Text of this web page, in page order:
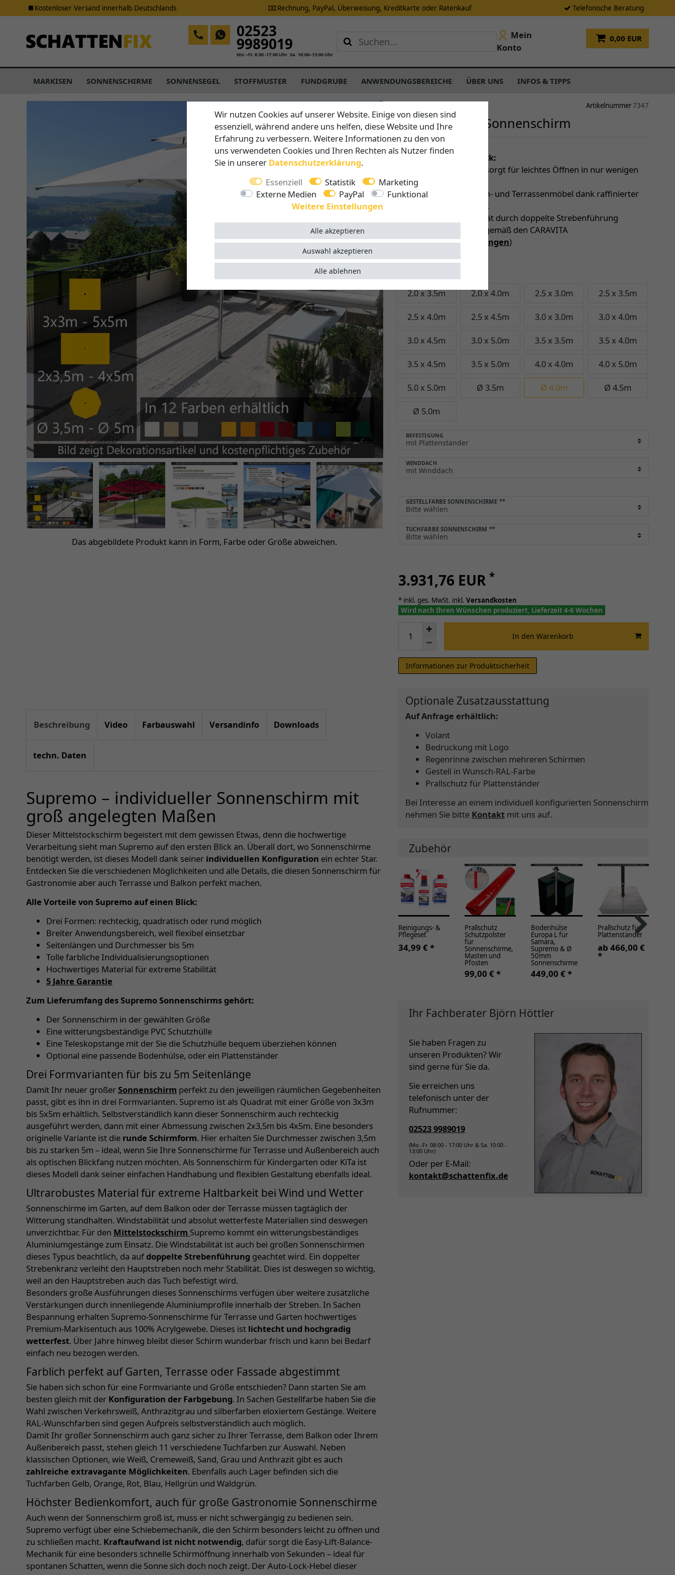
Kostenloser Versand innerhalb Deutschlands Rechnung, PayPal, Überweisung, Kreditkarte oder Ratenkauf Telefonische Beratung
0,00 EUR
02523
9989019
Mo.–Fr. 8:00 -17:00 Uhr Sa. 10:00–13:00 Uhr
Mein
Konto
MARKISEN SONNENSCHIRME SONNENSEGEL STOFFMUSTER FUNDGRUBE ANWENDUNGSBEREICHE ÜBER UNS INFOS & TIPPS
Das abgebildete Produkt kann in Form, Farbe oder Größe abweichen.
Artikelnummer7347
M40 Supremo Sonnenschirm
Vorteile auf einen Blick:
Easy-Lift-Balance sorgt für leichtes Öffnen in nur wenigen
Schließt über Tisch- und Terrassenmöbel dank raffinierter
Teleskopmechanik
Hohe Windstabilität durch doppelte Strebenführung
5 Jahre Garantie (gemäß den CARAVITA
Garantiebedingungen)
2.0 x 3.5m 2.0 x 4.0m 2.5 x 3.0m 2.5 x 3.5m
2.5 x 4.0m 2.5 x 4.5m 3.0 x 3.0m 3.0 x 4.0m
3.0 x 4.5m 3.0 x 5.0m 3.5 x 3.5m 3.5 x 4.0m
3.5 x 4.5m 3.5 x 5.0m 4.0 x 4.0m 4.0 x 5.0m
5.0 x 5.0m Ø 3.5m Ø 4.0m Ø 4.5m
Ø 5.0m
BEFESTIGUNG
WINDDACH
GESTELLFARBE SONNENSCHIRME **
TUCHFARBE SONNENSCHIRM **
3.931,76 EUR *
* inkl. ges. MwSt. inkl. Versandkosten
Wird nach Ihren Wünschen produziert, Lieferzeit 4-6 Wochen
In den Warenkorb
Informationen zur Produktsicherheit
Beschreibung Video Farbauswahl Versandinfo Downloads
techn. Daten
Supremo – individueller Sonnenschirm mit
groß angelegten Maßen
Dieser Mittelstockschirm begeistert mit dem gewissen Etwas, denn die hochwertige
Verarbeitung sieht man Supremo auf den ersten Blick an. Überall dort, wo Sonnenschirme
benötigt werden, ist dieses Modell dank seiner individuellen Konfiguration ein echter Star.
Entdecken Sie die verschiedenen Möglichkeiten und alle Details, die diesen Sonnenschirm für
Gastronomie aber auch Terrasse und Balkon perfekt machen.
Alle Vorteile von Supremo auf einen Blick:
Drei Formen: rechteckig, quadratisch oder rund möglich
Breiter Anwendungsbereich, weil flexibel einsetzbar
Seitenlängen und Durchmesser bis 5m
Tolle farbliche Individualisierungsoptionen
Hochwertiges Material für extreme Stabilität
5 Jahre Garantie
Zum Lieferumfang des Supremo Sonnenschirms gehört:
Der Sonnenschirm in der gewählten Größe
Eine witterungsbeständige PVC Schutzhülle
Eine Teleskopstange mit der Sie die Schutzhülle bequem überziehen können
Optional eine passende Bodenhülse, oder ein Plattenständer
Drei Formvarianten für bis zu 5m Seitenlänge
Damit Ihr neuer großerSonnenschirm perfekt zu den jeweiligen räumlichen Gegebenheiten
passt, gibt es ihn in drei Formvarianten. Supremo ist als Quadrat mit einer Größe von 3x3m
bis 5x5m erhältlich. Selbstverständlich kann dieser Sonnenschirm auch rechteckig
ausgeführt werden, dann mit einer Abmessung zwischen 2x3,5m bis 4x5m. Eine besonders
originelle Variante ist die runde Schirmform. Hier erhalten Sie Durchmesser zwischen 3,5m
bis zu starken 5m – ideal, wenn Sie Ihre Sonnenschirme für Terrasse und Außenbereich auch
als optischen Blickfang nutzen möchten. Als Sonnenschirm für Kindergarten oder KiTa ist
dieses Modell dank seiner einfachen Handhabung und flexiblen Gestaltung ebenfalls ideal.
Ultrarobustes Material für extreme Haltbarkeit bei Wind und Wetter
Sonnenschirme im Garten, auf dem Balkon oder der Terrasse müssen tagtäglich der
Witterung standhalten. Windstabilität und absolut wetterfeste Materialien sind deswegen
unverzichtbar. Für den Mittelstockschirm Supremo kommt ein witterungsbeständiges
Aluminiumgestänge zum Einsatz. Die Windstabilität ist auch bei großen Sonnenschirmen
dieses Typus beachtlich, da aufdoppelte Strebenführung geachtet wird. Ein doppelter
Strebenkranz verleiht den Hauptstreben noch mehr Stabilität. Dies ist deswegen so wichtig,
weil an den Hauptstreben auch das Tuch befestigt wird.
Besonders große Ausführungen dieses Sonnenschirms verfügen über weitere zusätzliche
Verstärkungen durch innenliegende Aluminiumprofile innerhalb der Streben. In Sachen
Bespannung erhalten Supremo-Sonnenschirme für Terrasse und Garten hochwertiges
Premium-Markisentuch aus 100% Acrylgewebe. Dieses ist lichtecht und hochgradig
wetterfest. Über Jahre hinweg bleibt dieser Schirm wunderbar frisch und kann bei Bedarf
einfach neu bezogen werden.
Farblich perfekt auf Garten, Terrasse oder Fassade abgestimmt
Sie haben sich schon für eine Formvariante und Größe entschieden? Dann starten Sie am
besten gleich mit der Konfiguration der Farbgebung. In Sachen Gestellfarbe haben Sie die
Wahl zwischen Verkehrsweiß, Anthrazitgrau und silberfarben eloxiertem Gestänge. Weitere
RAL-Wunschfarben sind gegen Aufpreis selbstverständlich auch möglich.
Damit Ihr großer Sonnenschirm auch ganz sicher zu Ihrer Terrasse, dem Balkon oder Ihrem
Außenbereich passt, stehen gleich 11 verschiedene Tuchfarben zur Auswahl. Neben
klassischen Optionen, wie Weiß, Cremeweiß, Sand, Grau und Anthrazit gibt es auch
zahlreiche extravagante Möglichkeiten. Ebenfalls auch Lager befinden sich die
Tuchfarben Gelb, Orange, Rot, Blau, Hellgrün und Waldgrün.
Höchster Bedienkomfort, auch für große Gastronomie Sonnenschirme
Auch wenn der Sonnenschirm groß ist, muss er nicht schwergängig zu bedienen sein.
Supremo verfügt über eine Schiebemechanik, die den Schirm besonders leicht zu öffnen und
zu schließen macht. Kraftaufwand ist nicht notwendig, dafür sorgt die Easy-Lift-Balance-
Mechanik für eine besonders schnelle Schirmöffnung innerhalb von Sekunden – ideal für
spontanen Schatten, wenn die Sonne sich doch noch zeigt. Der Auto-Lock-Hebel dieser
Optionale Zusatzausstattung
Auf Anfrage erhältlich:
Volant
Bedruckung mit Logo
Regenrinne zwischen mehreren Schirmen
Gestell in Wunsch-RAL-Farbe
Prallschutz für Plattenständer
Bei Interesse an einem individuell konfigurierten Sonnenschirm
nehmen Sie bitte Kontaktmit uns auf.
Zubehör
Reinigungs- &
Pflegeset
34,99 € *
Prallschutz
Schutzpolster
für
Sonnenschirme,
Masten und
Pfosten
99,00 € *
Bodenhülse
Europa L für
Samara,
Supremo & Ø
50mm
Sonnenschirme
449,00 € *
Prallschutz für
Plattenständer
ab 466,00 €
*
Ihr Fachberater Björn Höttler
Sie haben Fragen zu
unseren Produkten? Wir
sind gerne für Sie da.
Sie erreichen uns
telefonisch unter der
Rufnummer:
02523 9989019
(Mo.-Fr. 08:00 - 17:00 Uhr & Sa. 10:00 -
13:00 Uhr)
Oder per E-Mail:
kontakt@schattenfix.de
Wir nutzen Cookies auf unserer Website. Einige von diesen sind
essenziell, während andere uns helfen, diese Website und Ihre
Erfahrung zu verbessern. Weitere Informationen zu den von
uns verwendeten Cookies und Ihren Rechten als Nutzer finden
Sie in unserer Daten­schutz­erklärung.
Essenziell
Statistik
Marketing
Externe Medien
PayPal
Funktional
Weitere Einstellungen
Alle akzeptieren
Alle ablehnen
Auswahl akzeptieren